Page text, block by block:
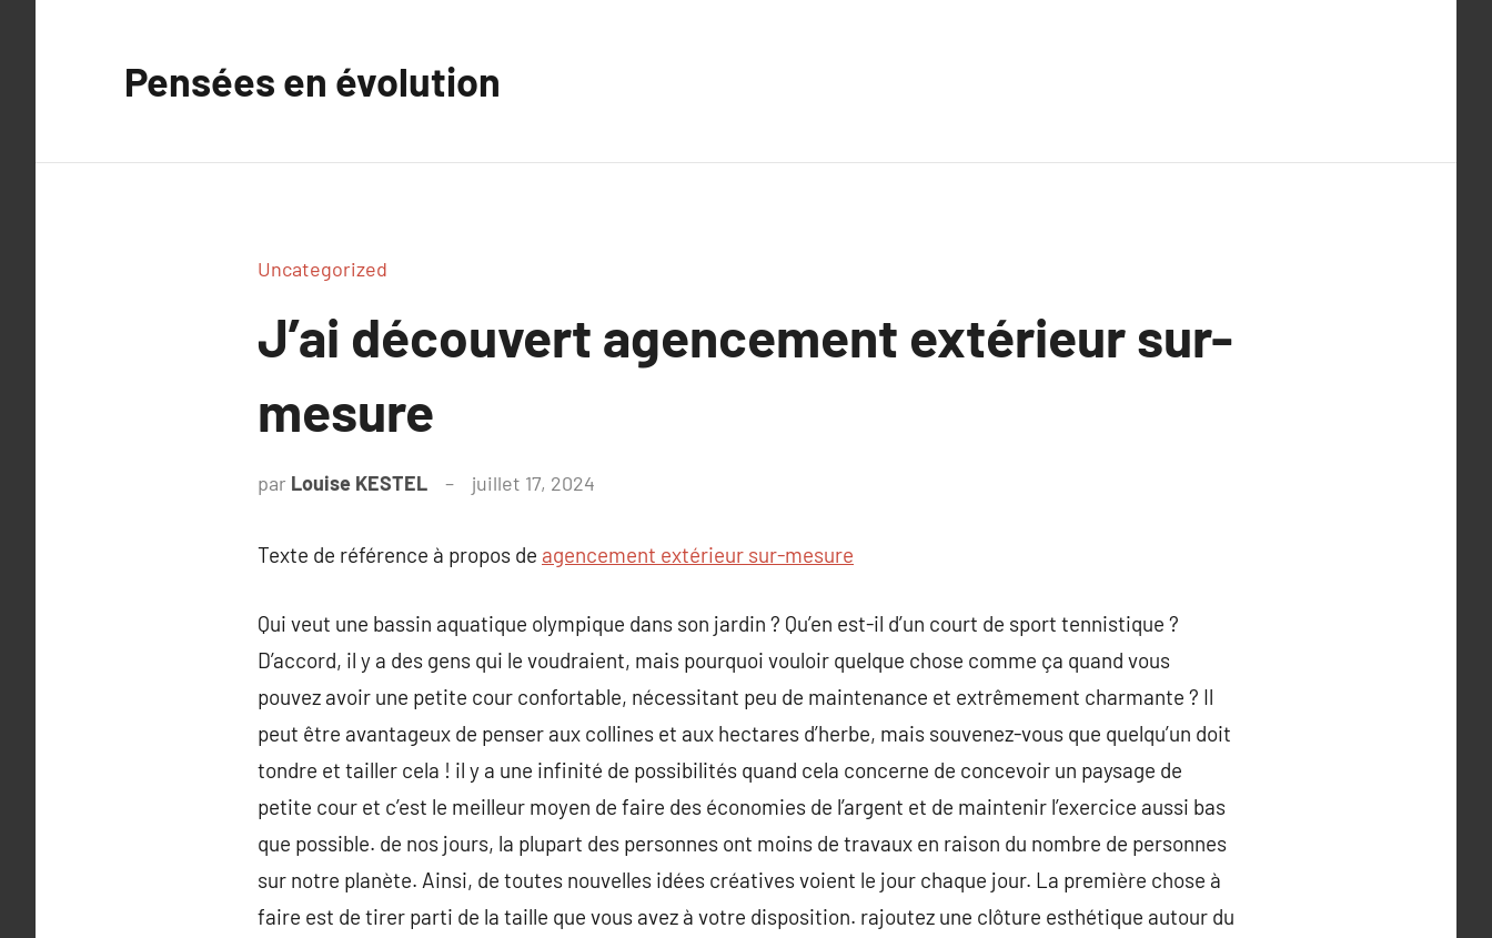
Pensées en évolution
Uncategorized
J’ai découvert agencement extérieur sur-
mesure
par Louise KESTEL juillet 17, 2024
Texte de référence à propos de agencement extérieur sur-mesure
Qui veut une bassin aquatique olympique dans son jardin ? Qu’en est-il d’un court de sport tennistique ?
D’accord, il y a des gens qui le voudraient, mais pourquoi vouloir quelque chose comme ça quand vous
pouvez avoir une petite cour confortable, nécessitant peu de maintenance et extrêmement charmante ? Il
peut être avantageux de penser aux collines et aux hectares d’herbe, mais souvenez-vous que quelqu’un doit
tondre et tailler cela ! il y a une infinité de possibilités quand cela concerne de concevoir un paysage de
petite cour et c’est le meilleur moyen de faire des économies de l’argent et de maintenir l’exercice aussi bas
que possible. de nos jours, la plupart des personnes ont moins de travaux en raison du nombre de personnes
sur notre planète. Ainsi, de toutes nouvelles idées créatives voient le jour chaque jour. La première chose à
faire est de tirer parti de la taille que vous avez à votre disposition. rajoutez une clôture esthétique autour du